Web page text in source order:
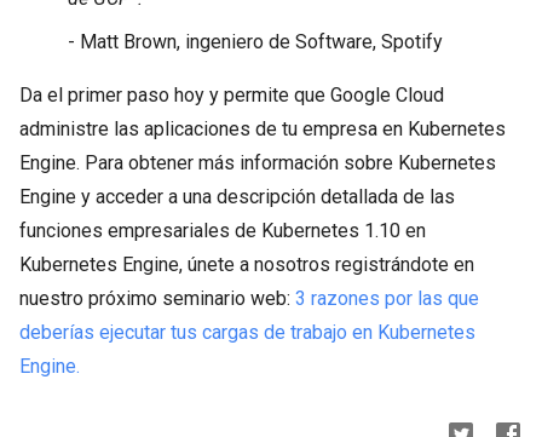
- Matt Brown, ingeniero de Software, Spotify
Da el primer paso hoy y permite que Google Cloud
administre las aplicaciones de tu empresa en Kubernetes
Engine. Para obtener más información sobre Kubernetes
Engine y acceder a una descripción detallada de las
funciones empresariales de Kubernetes 1.10 en
Kubernetes Engine, únete a nosotros registrándote en
nuestro próximo seminario web: 3 razones por las que
deberías ejecutar tus cargas de trabajo en Kubernetes
Engine.